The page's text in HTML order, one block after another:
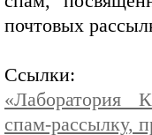
почтовых
Ссылки:
«Лаборатория
спам-рассылку,